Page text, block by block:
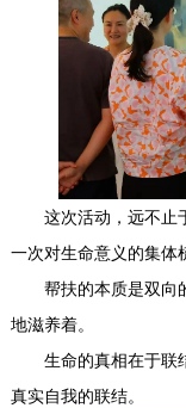
这次活动，远不止于
一次对生命意义的集体
帮扶的本质是双向的
地滋养着。
生命的真相在于联结
真实自我的联结。